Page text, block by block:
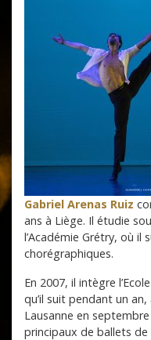
Gabriel Arenas Ruiz
ans à Liège. Il étudie
l’Académie Grétry, où il
chorégraphiques.
En 2007, il intègre
qu’il suit pendant un
Lausanne en
principaux de ballets